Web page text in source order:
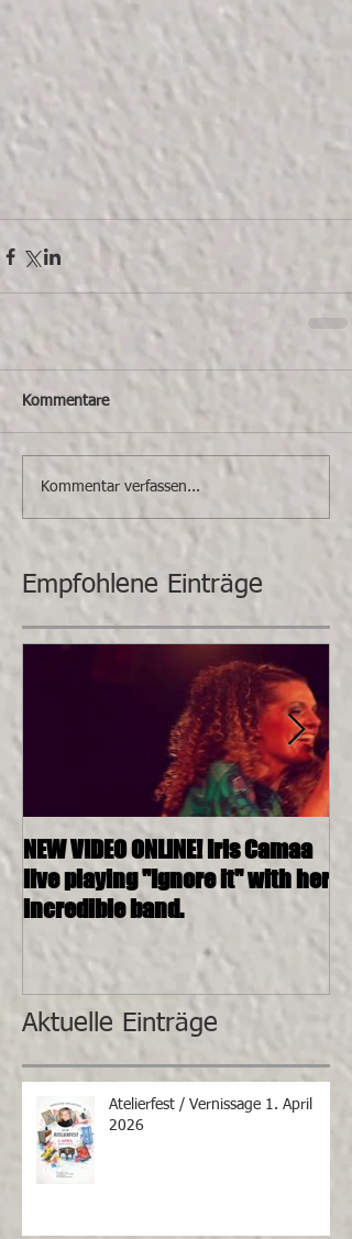
Kommentare
Kommentar verfassen...
Empfohlene Einträge
NEW VIDEO ONLINE! Iris Camaa
live playing "Ignore it" with her
incredible band.
Aktuelle Einträge
Atelierfest / Vernissage 1. April
2026